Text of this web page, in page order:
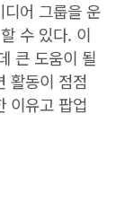
어 그룹을 운
수 있다. 이
큰 도움이 될
활동이 점점
이유고 팝업